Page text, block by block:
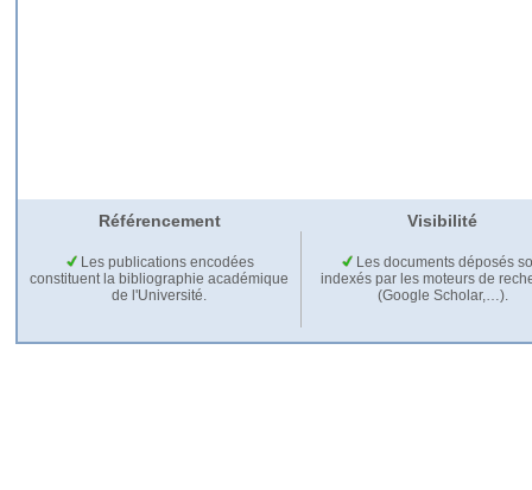
Référencement Visibilité
Les publications encodées
constituent la bibliographie académique
de l'Université.
Les documents déposés
indexés par les moteurs de
(Google Scholar,…).